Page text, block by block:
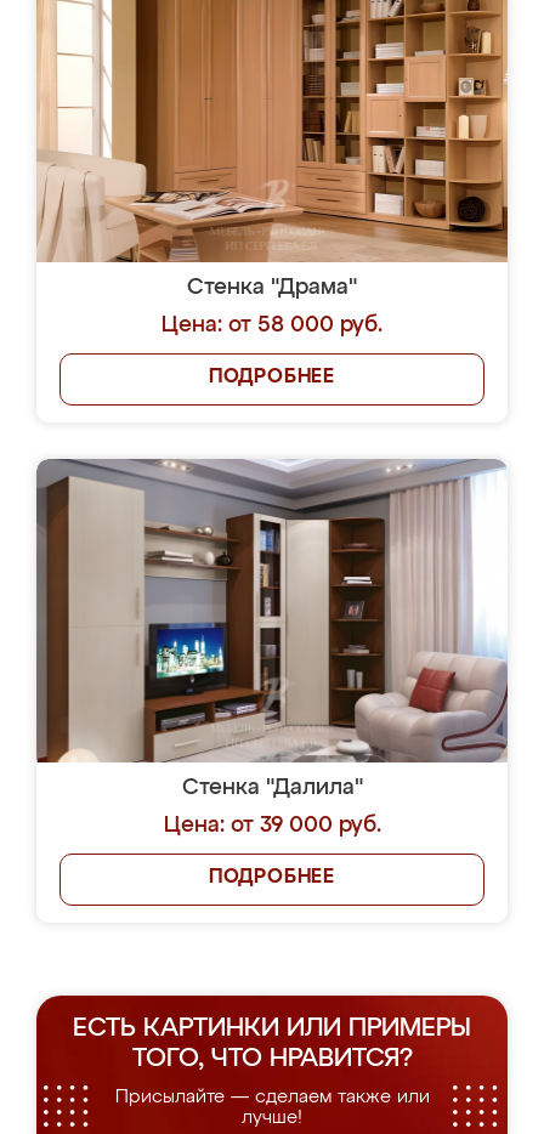
Стенка "Драма"
Цена: от 58 000 руб.
ПОДРОБНЕЕ
Стенка "Далила"
Цена: от 39 000 руб.
ПОДРОБНЕЕ
ЕСТЬ КАРТИНКИ ИЛИ ПРИМЕРЫ
ТОГО, ЧТО НРАВИТСЯ?
Присылайте — сделаем также или
лучше!